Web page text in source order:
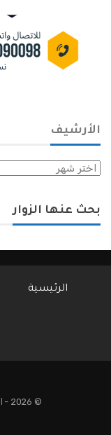
الأرشيف
الأرشيف
بحث عنها الزوار
الرئيسية
© 2026 - الجمهورية نيوز. All Rights Reserved.